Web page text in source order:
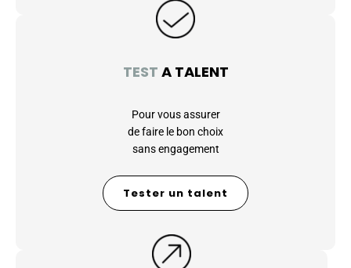
TEST A TALENT
Pour vous assurer
de faire le bon choix
sans engagement
Tester un talent